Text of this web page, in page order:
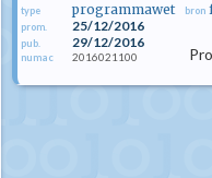
type programmawet
prom. 25/12/2016
pub. 29/12/2016
numac 2016021100
bron